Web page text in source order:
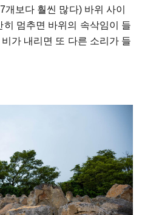
보다 훨씬 많다) 바위 사이
멈추면 바위의 속삭임이 들
가 내리면 또 다른 소리가 들